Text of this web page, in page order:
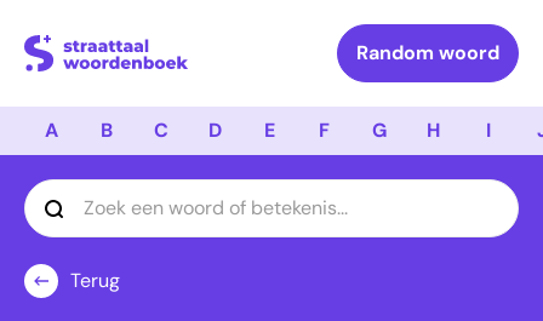
Logo Straattaal Woordenboek
Random woord
A B C D E F G H I
Terug